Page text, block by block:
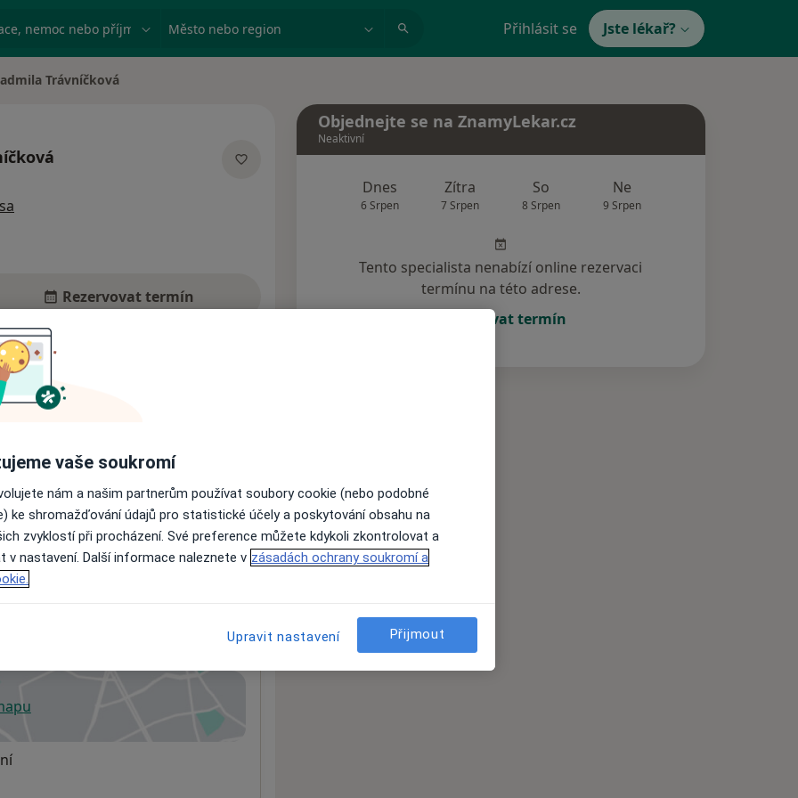
nemoc nebo příjmení Město nebo region Přihlásit se Jste lékař?
města Trávníčková
Rezervovat termín
nejsou k dispozici
informace o svých službách.
v nové záložce
Objednejte se na ZnamyLekar.cz
Neaktivní
Dnes
6 Srpen
Zítra
7 Srpen
So
8 Srpen
Ne
9 Srpen
Tento specialista nenabízí online rezervaci
termínu na této adrese.
Rezervovat termín
vaše soukromí
nám a našim partnerům používat soubory cookie (nebo podobné
ke shromažďování údajů pro statistické účely a poskytování obsahu na
zvyklostí při procházení. Své preference můžete kdykoli zkontrolovat a
v nastavení. Další informace naleznete v zásadách ochrany soukromí a
Upravit nastavení Přijmout